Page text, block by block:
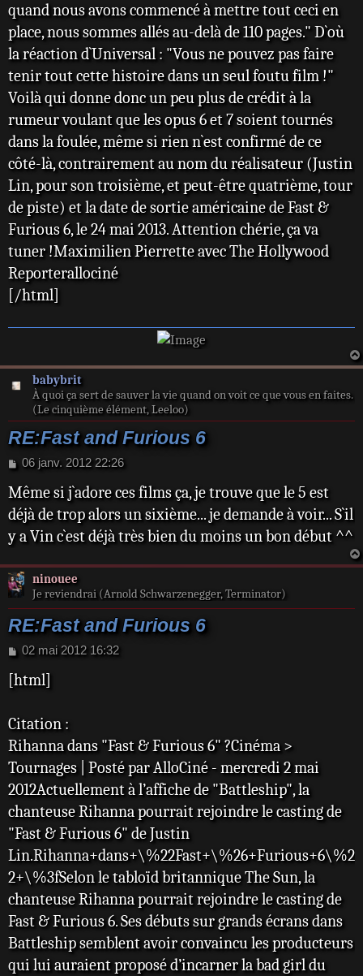
quand nous avons commencé à mettre tout ceci en
place, nous sommes allés au-delà de 110 pages." D`où
la réaction d`Universal : "Vous ne pouvez pas faire
tenir tout cette histoire dans un seul foutu film !"
Voilà qui donne donc un peu plus de crédit à la
rumeur voulant que les opus 6 et 7 soient tournés
dans la foulée, même si rien n`est confirmé de ce
côté-là, contrairement au nom du réalisateur (Justin
Lin, pour son troisième, et peut-être quatrième, tour
de piste) et la date de sortie américaine de Fast &
Furious 6, le 24 mai 2013. Attention chérie, ça va
tuner !Maximilien Pierrette avec The Hollywood
Reporterallociné
[/html]
babybrit
À quoi ça sert de sauver la vie quand on voit ce que vous en faites.
(Le cinquième élément, Leeloo)
RE:Fast and Furious 6
M
s
s
a
g
06 janv. 2012 22:26
Même si j`adore ces films ça, je trouve que le 5 est
déjà de trop alors un sixième... je demande à voir... S`il
y a Vin c`est déjà très bien du moins un bon début ^^
ninouee
Je reviendrai (Arnold Schwarzenegger, Terminator)
RE:Fast and Furious 6
M
s
g
e
02 mai 2012 16:32
[html]
Citation :
Rihanna dans "Fast & Furious 6" ?Cinéma >
Tournages | Posté par AlloCiné - mercredi 2 mai
2012Actuellement à l’affiche de "Battleship", la
chanteuse Rihanna pourrait rejoindre le casting de
"Fast & Furious 6" de Justin
Lin.Rihanna+dans+\%22Fast+\%26+Furious+6\%2
2+\%3fSelon le tabloïd britannique The Sun, la
chanteuse Rihanna pourrait rejoindre le casting de
Fast & Furious 6. Ses débuts sur grands écrans dans
Battleship semblent avoir convaincu les producteurs
qui lui auraient proposé d’incarner la bad girl du